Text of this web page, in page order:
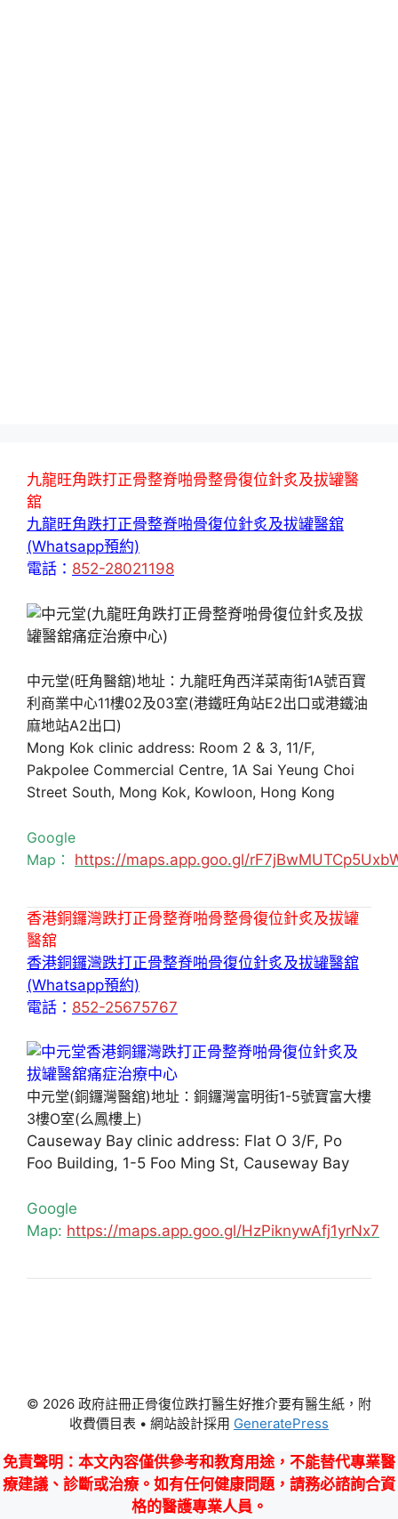
九龍旺角跌打正骨整脊啪骨整骨復位針炙及拔罐醫
舘
九龍旺角跌打正骨整脊啪骨復位針炙及拔罐醫舘
(Whatsapp預約)
電話： 852-28021198
中元堂(旺角醫舘)地址：九龍旺角西洋菜南街1A號百寶
利商業中心11樓02及03室(港鐵旺角站E2出口或港鐵油
麻地站A2出口)
Mong Kok clinic address: Room 2 & 3, 11/F,
Pakpolee Commercial Centre, 1A Sai Yeung Choi
Street South, Mong Kok, Kowloon, Hong Kong
Google
Map： https://maps.app.goo.gl/
香港銅鑼灣跌打正骨整脊啪骨整骨復位針炙及拔罐
醫舘
香港銅鑼灣跌打正骨整脊啪骨復位針炙及拔罐醫舘
(Whatsapp預約)
電話： 852-25675767
中元堂(銅鑼灣醫舘)地址：銅鑼灣富明街1-5號寶富大樓
3樓O室(么鳳樓上)
Causeway Bay clinic address: Flat O 3/F, Po
Foo Building, 1-5 Foo Ming St, Causeway Bay
Google
Map: https://maps.app.goo.gl/HzPiknywAfj1yrNx7
© 2026 政府註冊正骨復位跌打醫生好推介要有醫生紙，附
收費價目表 • 網站設計採用 GeneratePress
免責聲明 ：本文內容僅供參考和教育用途，不能替代專業醫
療建議、診斷或治療。如有任何健康問題，請務必諮詢合資
格的醫護專業人員。